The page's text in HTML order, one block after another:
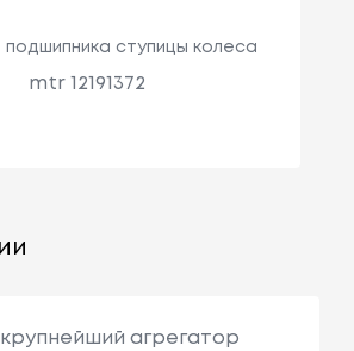
подшипника ступицы колеса
mtr 12191372
агрегатор